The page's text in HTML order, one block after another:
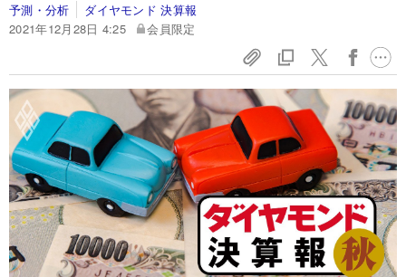
予測・分析
ダイヤモンド 決算報
2021年12月28日 4:25
会員限定